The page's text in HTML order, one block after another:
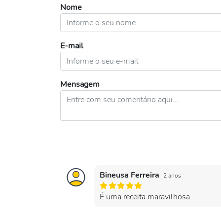
Nome
E-mail
Mensagem
Bineusa Ferreira 2 anos
É uma receita maravilhosa